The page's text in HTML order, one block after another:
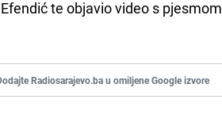
te objavio video s pjesmom
Radiosarajevo.ba u omiljene Google izvore